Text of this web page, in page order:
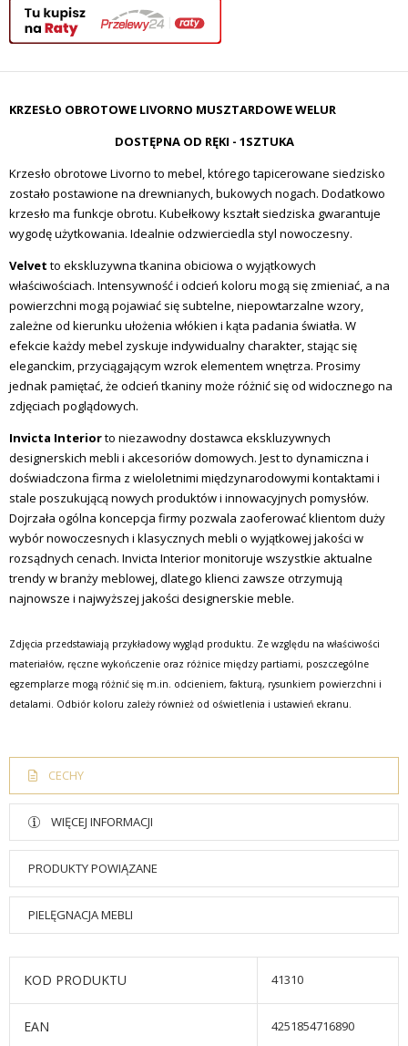
KRZESŁO OBROTOWE LIVORNO MUSZTARDOWE WELUR
DOSTĘPNA OD RĘKI - 1SZTUKA
Krzesło obrotowe Livorno to mebel, którego tapicerowane siedzisko
zostało postawione na drewnianych, bukowych nogach. Dodatkowo
krzesło ma funkcje obrotu. Kubełkowy kształt siedziska gwarantuje
wygodę użytkowania. Idealnie odzwierciedla styl nowoczesny.
Velvet to ekskluzywna tkanina obiciowa o wyjątkowych
właściwościach. Intensywność i odcień koloru mogą się zmieniać, a na
powierzchni mogą pojawiać się subtelne, niepowtarzalne wzory,
zależne od kierunku ułożenia włókien i kąta padania światła. W
efekcie każdy mebel zyskuje indywidualny charakter, stając się
eleganckim, przyciągającym wzrok elementem wnętrza. Prosimy
jednak pamiętać, że odcień tkaniny może różnić się od widocznego na
zdjęciach poglądowych.
Invicta Interiorto niezawodny dostawca ekskluzywnych
designerskich mebli i akcesoriów domowych. Jest to dynamiczna i
doświadczona firma z wieloletnimi międzynarodowymi kontaktami i
stale poszukującą nowych produktów i innowacyjnych pomysłów.
Dojrzała ogólna koncepcja firmy pozwala zaoferować klientom duży
wybór nowoczesnych i klasycznych mebli o wyjątkowej jakości w
rozsądnych cenach. Invicta Interior monitoruje wszystkie aktualne
trendy w branży meblowej, dlatego klienci zawsze otrzymują
najnowsze i najwyższej jakości designerskie meble.
Zdjęcia przedstawiają przykładowy wygląd produktu. Ze względu na właściwości
materiałów, ręczne wykończenie oraz różnice między partiami, poszczególne
egzemplarze mogą różnić się m.in. odcieniem, fakturą, rysunkiem powierzchni i
detalami. Odbiór koloru zależy również od oświetlenia i ustawień ekranu.
CECHY
WIĘCEJ INFORMACJI
PRODUKTY POWIĄZANE
PIELĘGNACJA MEBLI
KOD PRODUKTU 41310
EAN 4251854716890